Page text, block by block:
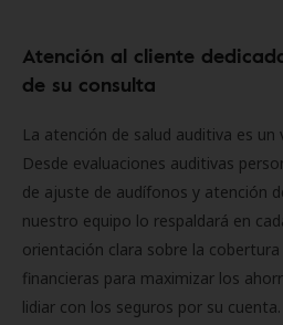
Atención al cliente
de su consulta
La atención de salud auditiva es un
Desde evaluaciones auditivas
de ajuste de audífonos y atención
nuestro equipo lo respaldará en
orientación clara sobre la
financieras para maximizar los
lidiar con los seguros por su cuenta.